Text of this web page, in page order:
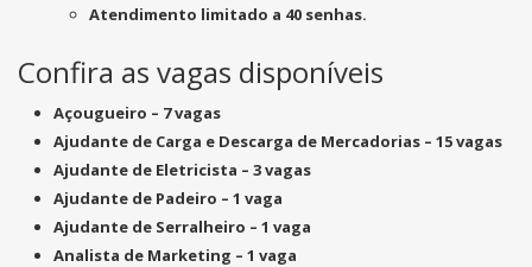
Atendimento limitado a 40 senhas.
Confira as vagas disponíveis
Açougueiro – 7 vagas
Ajudante de Carga e Descarga de Mercadorias – 15 vagas
Ajudante de Eletricista – 3 vagas
Ajudante de Padeiro – 1 vaga
Ajudante de Serralheiro – 1 vaga
Analista de Marketing – 1 vaga